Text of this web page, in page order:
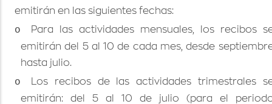
emitirán en las siguientes fechas:
o
Para las actividades mensuales, los recibos
emitirán del 5 al 10 de cada mes, desde
hasta julio.
o
Los recibos de las actividades trimestrales
emitirán: del 5 al 10 de julio (para el